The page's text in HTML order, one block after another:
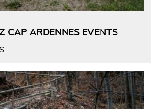
CAP ARDENNES EVENTS